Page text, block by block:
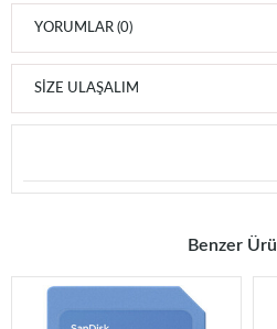
YORUMLAR (0)
SIZE ULAŞALIM
Benzer